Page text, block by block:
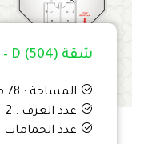
شقة D (504) – مشروع برج الظاهرة
المساحة : 78 متر
عدد الغرف : 2
عدد الحمامات : 2